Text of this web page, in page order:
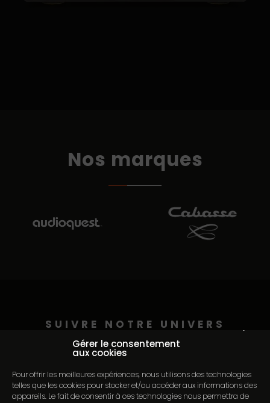
Gérer le consentement
aux cookies
Pour offrir les meilleures expériences, nous utilisons des technologies
telles que les cookies pour stocker et/ou accéder aux informations des
appareils. Le fait de consentir à ces technologies nous permettra de
Continuer sans accepter
Nos marques
SUIVRE NOTRE UNIVERS
@auditorium_pederson